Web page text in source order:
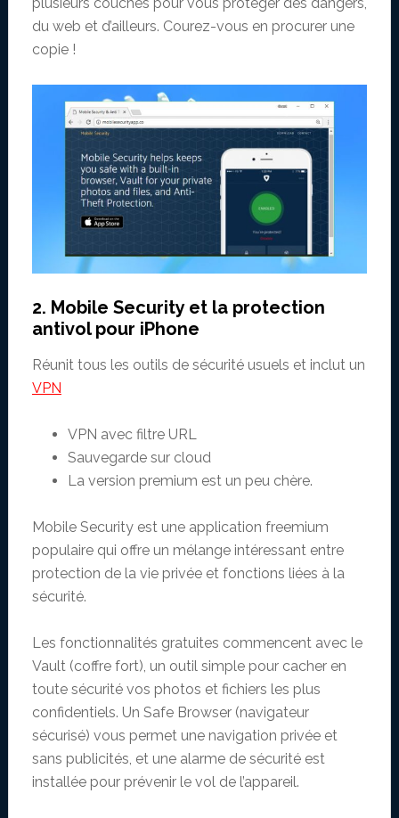
plusieurs couches pour vous protéger des dangers,
du web et d’ailleurs. Courez-vous en procurer une
copie !
2. Mobile Security et la protection
antivol pour iPhone
Réunit tous les outils de sécurité usuels et inclut un
VPN
VPN avec filtre URL
Sauvegarde sur cloud
La version premium est un peu chère.
Mobile Security est une application freemium
populaire qui offre un mélange intéressant entre
protection de la vie privée et fonctions liées à la
sécurité.
Les fonctionnalités gratuites commencent avec le
Vault (coffre fort), un outil simple pour cacher en
toute sécurité vos photos et fichiers les plus
confidentiels. Un Safe Browser (navigateur
sécurisé) vous permet une navigation privée et
sans publicités, et une alarme de sécurité est
installée pour prévenir le vol de l’appareil.